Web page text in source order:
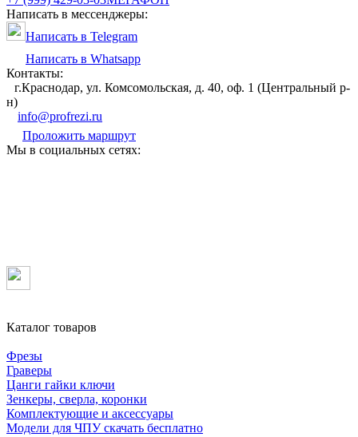
Написать в мессенджеры:
Написать в Telegram
Написать в Whatsapp
Контакты:
г.Краснодар, ул. Комсомольская, д. 40, оф. 1 (Центральный р-
н)
info@profrezi.ru
Проложить маршрут
Мы в социальных сетях:
Каталог товаров
Фрезы
Граверы
Цанги гайки ключи
Зенкеры, сверла, коронки
Комплектующие и аксессуары
Модели для ЧПУ скачать бесплатно